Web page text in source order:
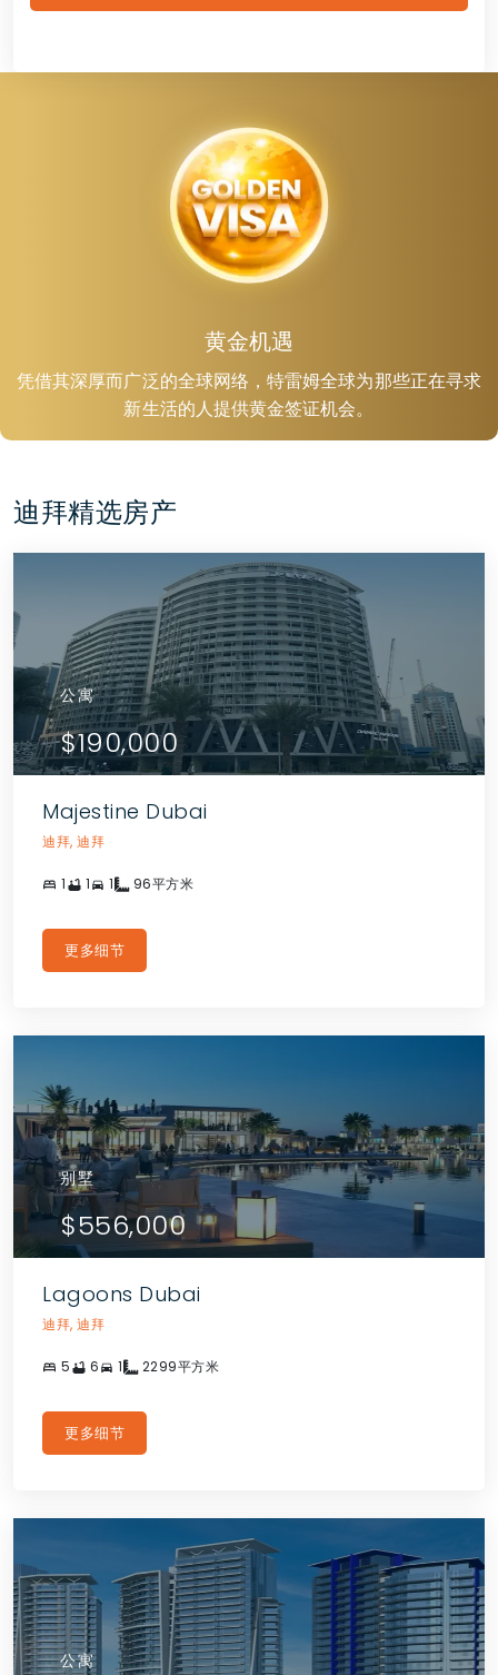
黄金机遇
凭借其深厚而广泛的全球网络，特雷姆全球为那些正在寻求
新生活的人提供黄金签证机会。
迪拜精选房产
公寓
$190,000
Majestine Dubai
迪拜, 迪拜
1 1 1 96平方米
更多细节
别墅
$556,000
Lagoons Dubai
迪拜, 迪拜
5 6 1 2299平方米
更多细节
公寓